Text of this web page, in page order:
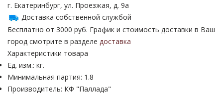
г. Екатеринбург, ул. Проезжая, д. 9а
Доставка собственной службой
Бесплатно от 3000 руб. График и стоимость доставки в Ваш
город смотрите в разделе доставка
Характеристики товара
Ед. изм.: кг.
Минимальная партия: 1.8
Производитель: КФ "Паллада"